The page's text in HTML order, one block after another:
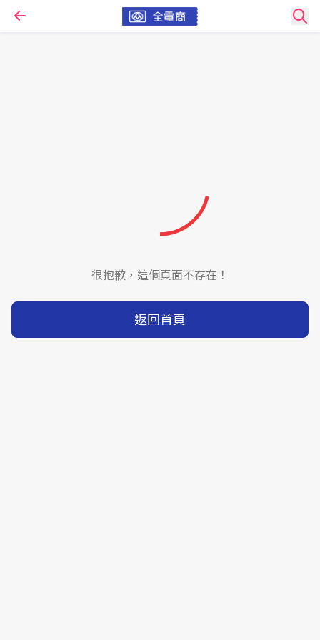
很抱歉，這個頁面不存在！
返回首頁